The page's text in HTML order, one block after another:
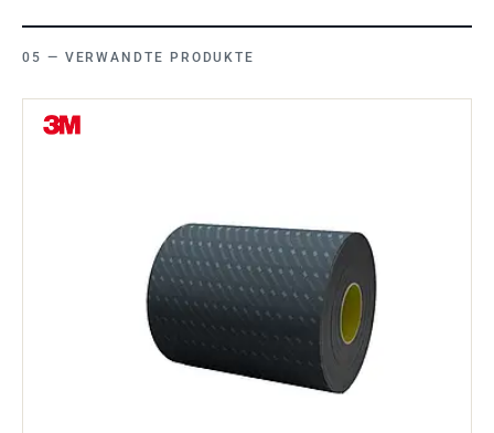
VERWANDTE PRODUKTE